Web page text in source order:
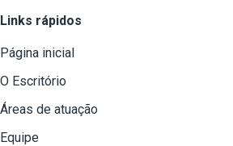
Links rápidos
Página inicial
O Escritório
Áreas de atuação
Equipe